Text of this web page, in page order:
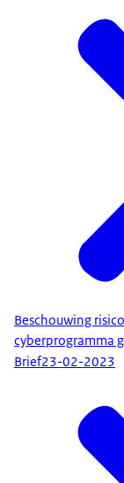
Beschouwing
cyberprogramma
Brief23-02-2023